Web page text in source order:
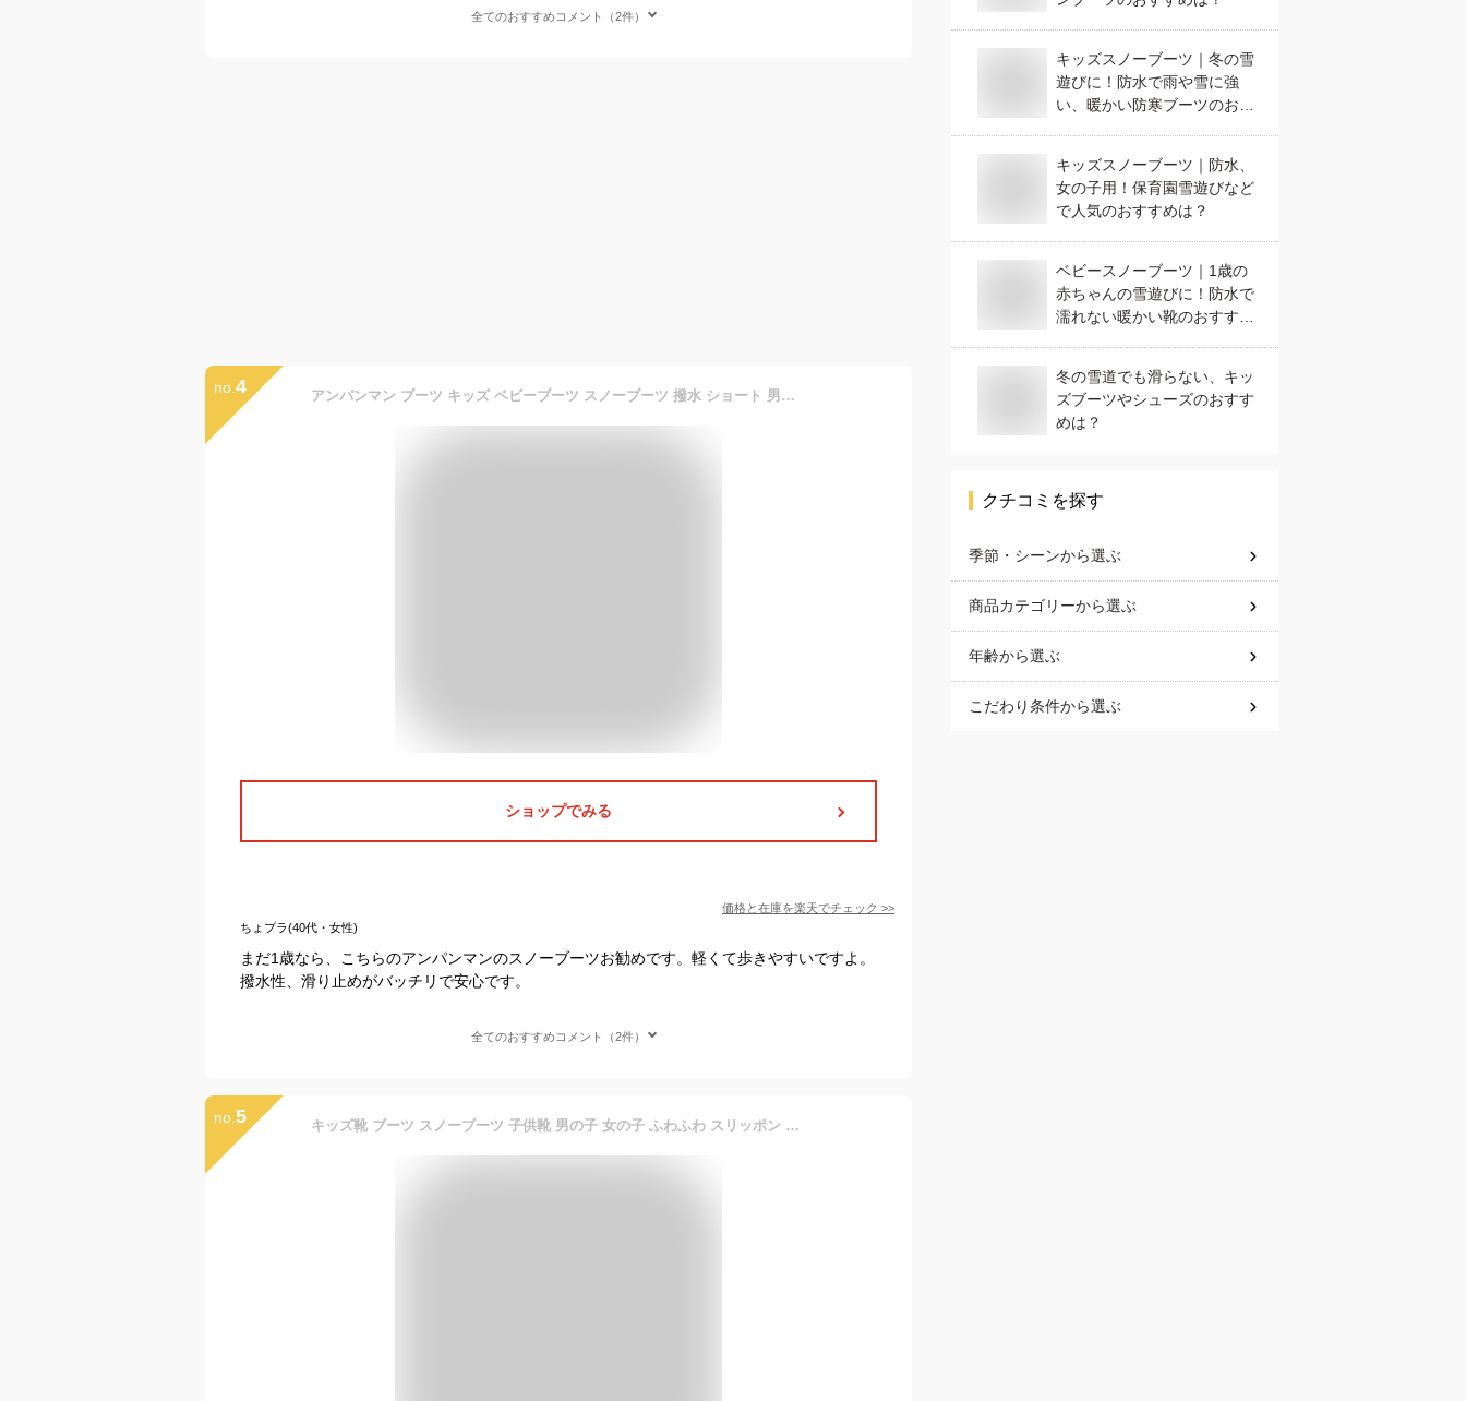
全てのおすすめコメント（2件）
no. 4 アンパンマン ブーツ キッズ ベビーブーツ スノーブーツ 撥水 ショート 男の子 女の子 子供 靴 防寒 AP B60 B48
ショップでみる
価格と在庫を楽天でチェック >>
ちょプラ(40代・女性)
まだ1歳なら、こちらのアンパンマンのスノーブーツお勧めです。軽くて歩きやすいですよ。
撥水性、滑り止めがバッチリで安心です。
全てのおすすめコメント（2件）
no. 5 キッズ靴 ブーツ スノーブーツ 子供靴 男の子 女の子 ふわふわ スリッポン キッズ ブーツ ベビーシューズ カジュアル 赤ちゃん 防寒 防水 滑り止め 16-25.9cm WJ.スタジオ
キッズスノーブーツ｜冬の雪
遊びに！防水で雨や雪に強
い、暖かい防寒ブーツのおす
キッズスノーブーツ｜防水、
女の子用！保育園雪遊びなど
で人気のおすすめは？
ベビースノーブーツ｜1歳の
赤ちゃんの雪遊びに！防水で
濡れない暖かい靴のおすすめ
冬の雪道でも滑らない、キッ
ズブーツやシューズのおすす
めは？
クチコミを探す
季節・シーンから選ぶ
商品カテゴリーから選ぶ
年齢から選ぶ
こだわり条件から選ぶ